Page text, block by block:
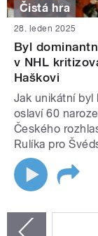
Čistá hra
28. leden 2025
Byl
v NHL
Haškovi
Jak unikátní byl
oslaví 60
Českého
Rulíka pro